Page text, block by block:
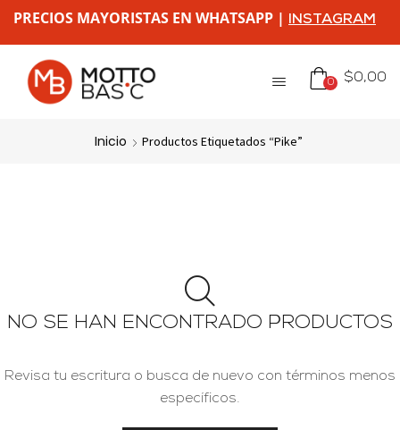
PRECIOS MAYORISTAS EN WHATSAPP | INSTAGRAM
0 $0,00
Inicio Productos Etiquetados “pike”
NO SE HAN ENCONTRADO PRODUCTOS
Revisa tu escritura o busca de nuevo con términos menos
específicos.